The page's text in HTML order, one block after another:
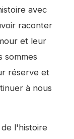
avec
raconter
et leur
sommes
réserve et
à nous
l'histoire